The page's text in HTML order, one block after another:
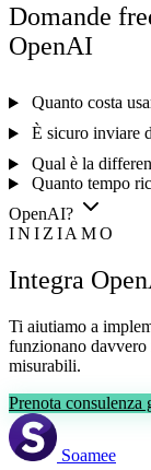
Domande
OpenAI
Quanto costa
È sicuro inviare
Qual è la
Quanto tempo
OpenAI?
INIZIAMO
Integra
Ti aiutiamo a
funzionano
misurabili.
Prenota consulenza
Soamee